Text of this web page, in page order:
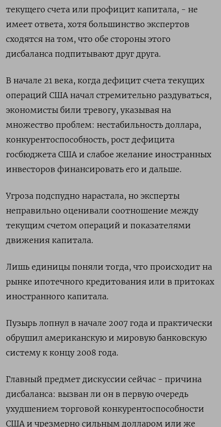
текущего счета или профицит капитала, - не
имеет ответа, хотя большинство экспертов
сходятся на том, что обе стороны этого
дисбаланса подпитывают друг друга.
В начале 21 века, когда дефицит счета текущих
операций США начал стремительно раздуваться,
экономисты били тревогу, указывая на
множество проблем: нестабильность доллара,
конкурентоспособность, рост дефицита
госбюджета США и слабое желание иностранных
инвесторов финансировать его и дальше.
Угроза подспудно нарастала, но эксперты
неправильно оценивали соотношение между
текущим счетом операций и показателями
движения капитала.
Лишь единицы поняли тогда, что происходит на
рынке ипотечного кредитования или в притоках
иностранного капитала.
Пузырь лопнул в начале 2007 года и практически
обрушил американскую и мировую банковскую
систему к концу 2008 года.
Главный предмет дискуссии сейчас - причина
дисбаланса: вызван ли он в первую очередь
ухудшением торговой конкурентоспособности
США и чрезмерно сильным долларом или же